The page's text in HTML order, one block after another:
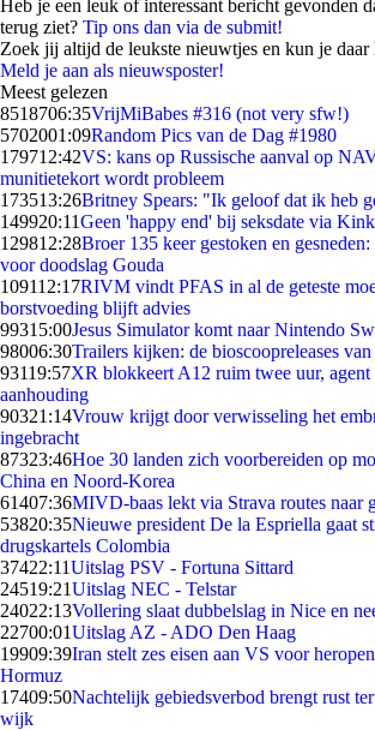
Heb je een leuk of interessant bericht gevonden
terug ziet? Tip ons dan via de submit!
Zoek jij altijd de leukste nieuwtjes en kun je
Meld je aan als nieuwsposter!
Meest gelezen
8518706:35VrijMiBabes #316 (not very sfw!)
5702001:09Random Pics van de Dag #1980
179712:42VS: kans op Russische aanval op
munitietekort wordt probleem
173513:26Britney Spears: "Ik geloof dat ik heb
149920:11Geen 'happy end' bij seksdate via
129812:28Broer 135 keer gestoken en gesneden:
voor doodslag Gouda
109112:17RIVM vindt PFAS in al de geteste
borstvoeding blijft advies
99315:00Jesus Simulator komt naar Nintendo
98006:30Trailers kijken: de bioscoopreleases
93119:57XR blokkeert A12 ruim twee uur, agent
aanhouding
90321:14Vrouw krijgt door verwisseling het
ingebracht
87323:46Hoe 30 landen zich voorbereiden op
China en Noord-Korea
61407:36MIVD-baas lekt via Strava routes naar
53820:35Nieuwe president De la Espriella gaat
drugskartels Colombia
37422:11Uitslag PSV - Fortuna Sittard
24519:21Uitslag NEC - Telstar
24022:13Vollering slaat dubbelslag in Nice en
22700:01Uitslag AZ - ADO Den Haag
19909:39Iran stelt zes eisen aan VS voor
Hormuz
17409:50Nachtelijk gebiedsverbod brengt rust
wijk